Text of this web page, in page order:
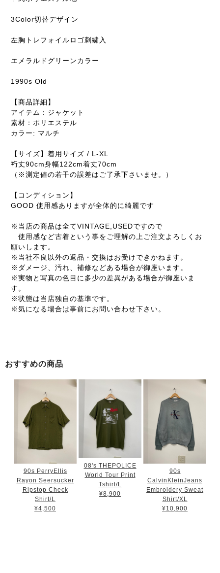
3Color切替デザイン
左胸トレフォイルロゴ刺繍入
エメラルドグリーンカラー
1990s Old
【商品詳細】
アイテム：ジャケット
素材：ポリエステル
カラー: マルチ
【サイズ】着用サイズ / L-XL
裄丈90cm身幅122cm着丈70cm
（※測定値の若干の誤差はご了承下さいませ。）
【コンディション】
GOOD 使用感ありますが全体的に綺麗です
※当店の商品は全てVINTAGE,USEDですので
使用感など古着という事をご理解の上ご注文よろしくお
願いします。
※当社不良以外の返品・交換はお受けできかねます。
※ダメージ、汚れ、補修などある場合が御座います。
※実物と写真の色目に多少の差異がある場合が御座いま
す。
※状態は当店独自の基準です。
※気になる場合は事前にお問い合わせ下さい。
おすすめの商品
90s PerryEllis
Rayon Seersucker
Ripstop Check
Shirt/L
¥4,500
08's THEPOLICE
World Tour Print
Tshirt/L
¥8,900
90s
CalvinKleinJeans
Embroidery Sweat
Shirt/XL
¥10,900